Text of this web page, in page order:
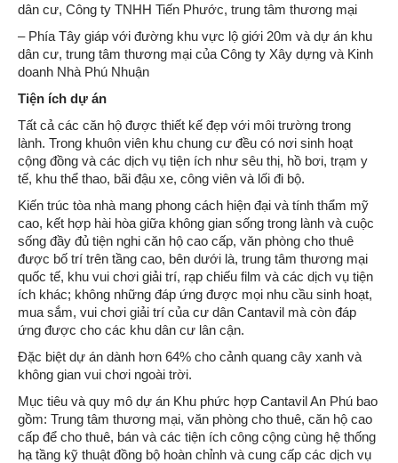
dân cư, Công ty TNHH Tiến Phước, trung tâm thương mại
– Phía Tây giáp với đường khu vực lộ giới 20m và dự án khu
dân cư, trung tâm thương mại của Công ty Xây dựng và Kinh
doanh Nhà Phú Nhuận
Tiện ích dự án
Tất cả các căn hộ được thiết kế đẹp với môi trường trong
lành. Trong khuôn viên khu chung cư đều có nơi sinh hoạt
cộng đồng và các dịch vụ tiện ích như sêu thị, hồ bơi, trạm y
tế, khu thể thao, bãi đậu xe, công viên và lối đi bộ.
Kiến trúc tòa nhà mang phong cách hiện đại và tính thẩm mỹ
cao, kết hợp hài hòa giữa không gian sống trong lành và cuộc
sống đầy đủ tiện nghi căn hộ cao cấp, văn phòng cho thuê
được bố trí trên tầng cao, bên dưới là, trung tâm thương mại
quốc tế, khu vui chơi giải trí, rạp chiếu film và các dịch vụ tiện
ích khác; không những đáp ứng được mọi nhu cầu sinh hoạt,
mua sắm, vui chơi giải trí của cư dân Cantavil mà còn đáp
ứng được cho các khu dân cư lân cận.
Đặc biệt dự án dành hơn 64% cho cảnh quang cây xanh và
không gian vui chơi ngoài trời.
Mục tiêu và quy mô dự án Khu phức hợp Cantavil An Phú bao
gồm: Trung tâm thương mại, văn phòng cho thuê, căn hộ cao
cấp để cho thuê, bán và các tiện ích công cộng cùng hệ thống
hạ tầng kỹ thuật đồng bộ hoàn chỉnh và cung cấp các dịch vụ